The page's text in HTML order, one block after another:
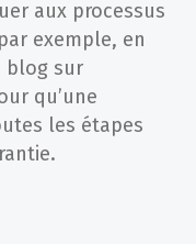
aux processus
exemple, en
blog sur
qu’une
les étapes